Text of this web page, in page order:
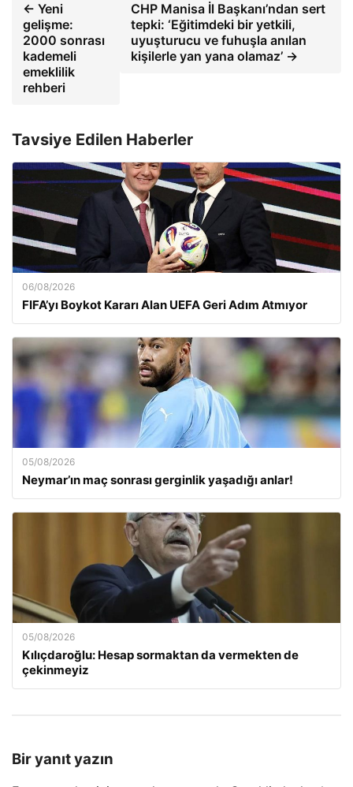
← Yeni
gelişme:
2000 sonrası
kademeli
emeklilik
rehberi
CHP Manisa İl Başkanı’ndan sert
tepki: ‘Eğitimdeki bir yetkili,
uyuşturucu ve fuhuşla anılan
kişilerle yan yana olamaz’ →
Tavsiye Edilen Haberler
06/08/2026
FIFA’yı Boykot Kararı Alan UEFA Geri Adım Atmıyor
05/08/2026
Neymar’ın maç sonrası gerginlik yaşadığı anlar!
05/08/2026
Kılıçdaroğlu: Hesap sormaktan da vermekten de
çekinmeyiz
Bir yanıt yazın